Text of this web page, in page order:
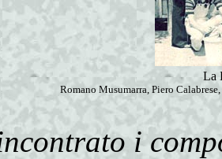
La
Romano Musumarra, Piero
i